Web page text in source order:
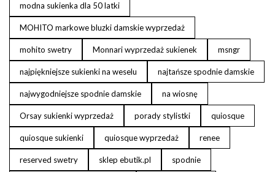
modna sukienka dla 50 latki
MOHITO markowe bluzki damskie wyprzedaż
mohito swetry Monnari wyprzedaż sukienek msngr
najpiękniejsze sukienki na weselu najtańsze spodnie damskie
najwygodniejsze spodnie damskie na wiosnę
Orsay sukienki wyprzedaż porady stylistki quiosque
quiosque sukienki quiosque wyprzedaż renee
reserved swetry sklep ebutik.pl spodnie